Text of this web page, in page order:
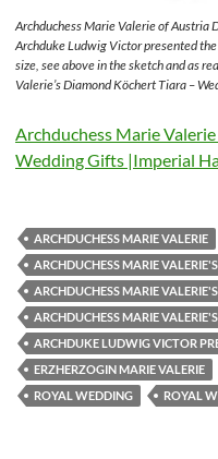
Archduchess Marie Valerie of Austria
Archduke Ludwig Victor presented
size, see above in the sketch and as
Valerie’s Diamond Köchert Tiara –
Archduchess Marie
Wedding Gifts |Imperial
ARCHDUCHESS MARIE VALERIE
ARCHDUCHESS MARIE
ARCHDUCHESS MARIE
ARCHDUCHESS MARIE
ARCHDUKE LUDWIG VICTOR
ERZHERZOGIN MARIE VALERIE
ROYAL WEDDING
ROYAL